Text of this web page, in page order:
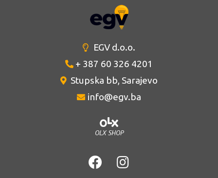
EGV d.o.o.
+ 387 60 326 4201
Stupska bb, Sarajevo
info@egv.ba
OLX SHOP